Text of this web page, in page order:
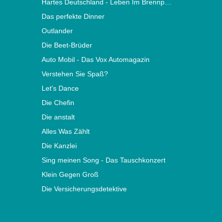
Hartes Deutschland - Leben Im Brennpunkt
Das perfekte Dinner
Outlander
Die Beet-Brüder
Auto Mobil - Das Vox Automagazin
Verstehen Sie Spaß?
Let's Dance
Die Chefin
Die anstalt
Alles Was Zählt
Die Kanzlei
Sing meinen Song - Das Tauschkonzert
Klein Gegen Groß
Die Versicherungsdetektive